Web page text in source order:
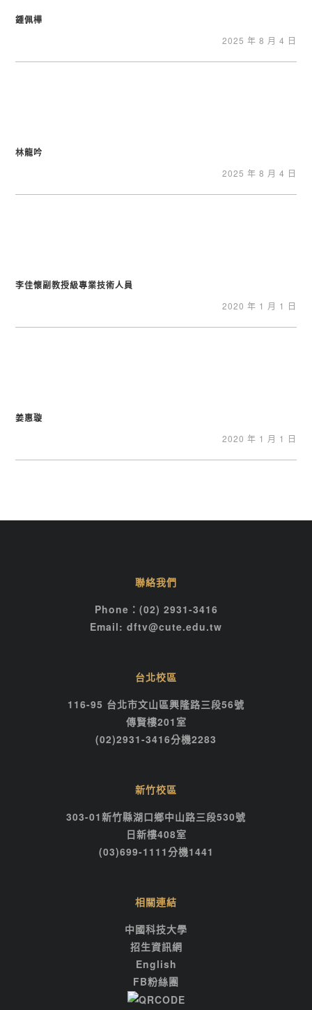
鍾佩樺
2025 年 8 月 4 日
林龍吟
2025 年 8 月 4 日
李佳懷副教授級專業技術人員
2020 年 1 月 1 日
姜惠璇
2020 年 1 月 1 日
聯絡我們
Phone：(02) 2931-3416
Email: dftv@cute.edu.tw
台北校區
116-95 台北市文山區興隆路三段56號
傳賢樓201室
(02)2931-3416分機2283
新竹校區
303-01新竹縣湖口鄉中山路三段530號
日新樓408室
(03)699-1111分機1441
相關連結
中國科技大學
招生資訊網
English
FB粉絲團